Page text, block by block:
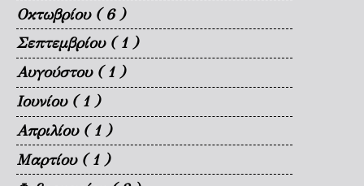
Οκτωβρίου ( 6 )
Σεπτεμβρίου ( 1 )
Αυγούστου ( 1 )
Ιουνίου ( 1 )
Απριλίου ( 1 )
Μαρτίου ( 1 )